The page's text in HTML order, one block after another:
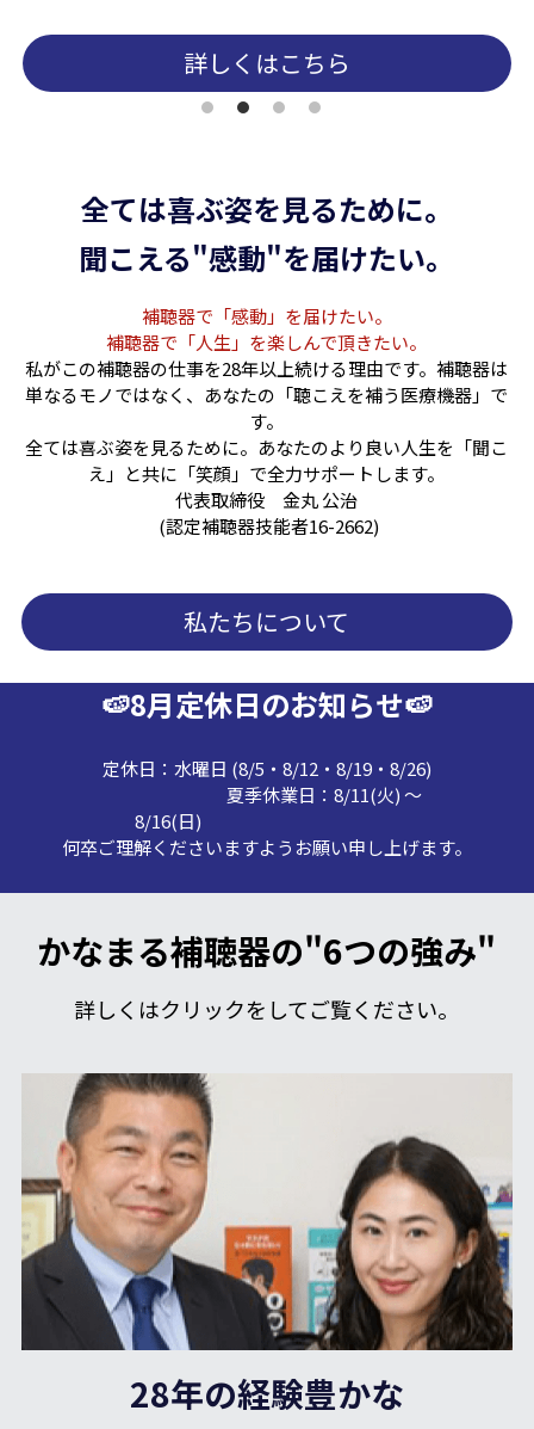
詳しくはこちら
全ては喜ぶ姿を見るために。
聞こえる"感動"を届けたい。
補聴器で「感動」を届けたい。
補聴器で「人生」を楽しんで頂きたい。
私がこの補聴器の仕事を28年以上続ける理由です。補聴器は
単なるモノではなく、あなたの「聴こえを補う医療機器」で
す。
全ては喜ぶ姿を見るために。あなたのより良い人生を「聞こ
え」と共に「笑顔」で全力サポートします。
代表取締役　金丸 公治
(認定補聴器技能者16-2662)
私たちについて
🍉8月定休日のお知らせ🍉
定休日：水曜日 (8/5・8/12・8/19・8/26)
夏季休業日：8/11(火) ～
8/16(日)
何卒ご理解くださいますようお願い申し上げます。
かなまる補聴器の"6つの強み"
詳しくはクリックをしてご覧ください。
28年の経験豊かな